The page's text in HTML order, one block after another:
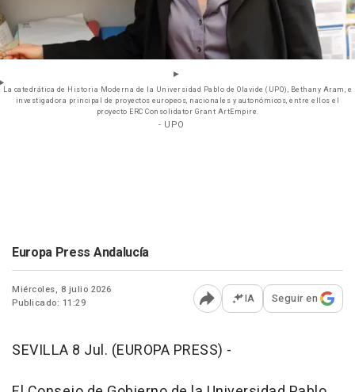
La catedrática de Historia Moderna de la Universidad Pablo de Olavide (UPO), Bethany Aram, e
investigadora principal de proyectos europeos, nacionales y autonómicos, entre ellos el
proyecto ERC Consolidator Grant ArtEmpire.
- UPO
Europa Press Andalucía
Miércoles, 8 julio 2026
Publicado: 11:29
Abrir opciones para
IA Seguir en
SEVILLA 8 Jul. (EUROPA PRESS) -